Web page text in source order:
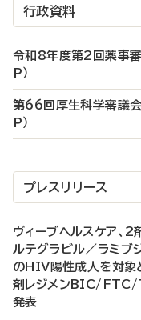
行政資料
令和8年度第2回薬事
P）
第66回厚生科学審議会
P）
プレスリリース
ヴィーブヘルスケア、2
ルテグラビル／ラミブ
のHIV陽性成人を対象
剤レジメンBIC/FTC/
発表